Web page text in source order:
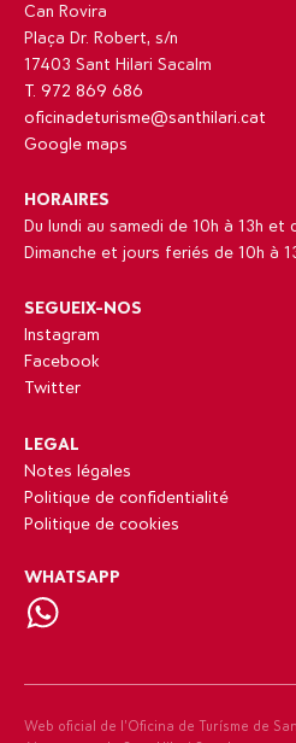
Can Rovira
Plaça Dr. Robert, s/n
17403 Sant Hilari Sacalm
T. 972 869 686
oficinadeturisme@santhilari.cat
Google maps
HORAIRES
Du lundi au samedi de 10h à 13h et
Dimanche et jours feriés de 10h à
SEGUEIX-NOS
Instagram
Facebook
Twitter
LEGAL
Notes légales
Politique de confidentialité
Politique de cookies
WHATSAPP
Web oficial de l’Oficina de Turísme de